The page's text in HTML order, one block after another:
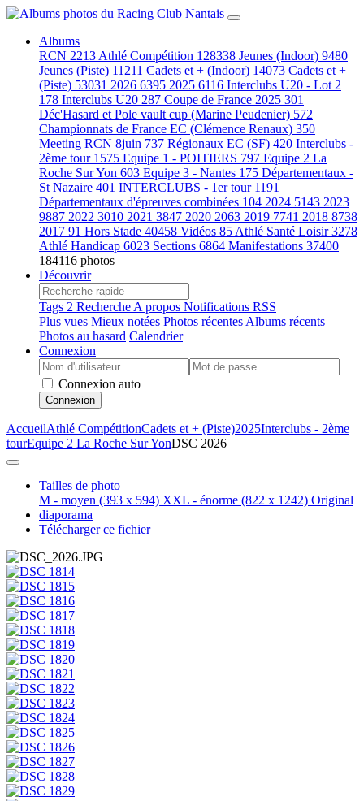
Albums
RCN 2213 Athlé Compétition 128338 Jeunes (Indoor) 9480
Jeunes (Piste) 11211 Cadets et + (Indoor) 14073 Cadets et +
(Piste) 53031 2026 6395 2025 6116 Interclubs U20 - Lot 2
178 Interclubs U20 287 Coupe de France 2025 301
Déc'Hasard et Pole vault cup (Marine Peudenier) 572
Championnats de France EC (Clémence Renaux) 350
Meeting RCN 8juin 737 Régionaux EC (SF) 420 Interclubs -
2ème tour 1575 Equipe 1 - POITIERS 797 Equipe 2 La
Roche Sur Yon 603 Equipe 3 - Nantes 175 Départementaux -
St Nazaire 401 INTERCLUBS - 1er tour 1191
Départementaux d'épreuves combinées 104 2024 5143 2023
9887 2022 3010 2021 3847 2020 2063 2019 7741 2018 8738
2017 91 Hors Stade 40458 Vidéos 85 Athlé Santé Loisir3278
Athlé Handicap 6023 Sections 6864 Manifestations 37400
184116 photos
Découvrir
Tags 2 Recherche A propos Notifications RSS
Plus vues Mieux notées Photos récentes Albums récents
Photos au hasard Calendrier
Connexion
Connexion auto
Connexion
AccueilAthlé CompétitionCadets et + (Piste)2025Interclubs - 2ème
tourEquipe 2 La Roche Sur YonDSC 2026
Tailles de photo
M - moyen (393 x 594) XXL - énorme (822 x 1242) Original
diaporama
Télécharger ce fichier